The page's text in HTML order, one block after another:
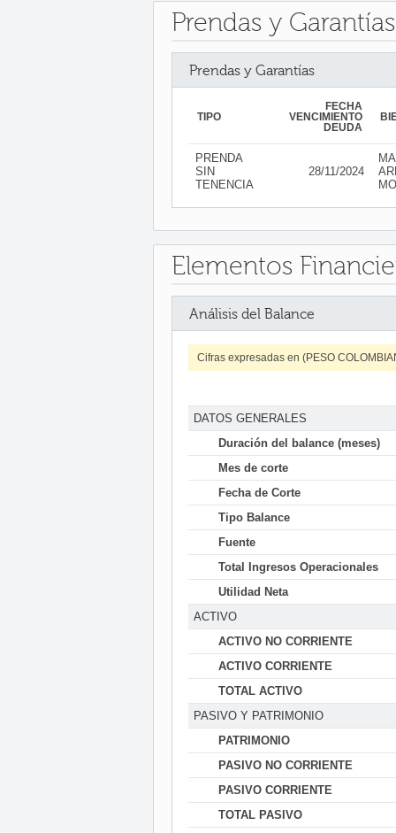
Prendas y Garantías
Prendas y Garantías
TIPO
FECHA
VENCIMIENTO
DEUDA
PRENDA
SIN
TENENCIA
28/11/2024
Elementos
Análisis del Balance
Cifras expresadas en (PESO
DATOS GENERALES
Duración del balance (meses)
Mes de corte
Fecha de Corte
Tipo Balance
Fuente
Total Ingresos Operacionales
Utilidad Neta
ACTIVO
ACTIVO NO CORRIENTE
ACTIVO CORRIENTE
TOTAL ACTIVO
PASIVO Y PATRIMONIO
PATRIMONIO
PASIVO NO CORRIENTE
PASIVO CORRIENTE
TOTAL PASIVO